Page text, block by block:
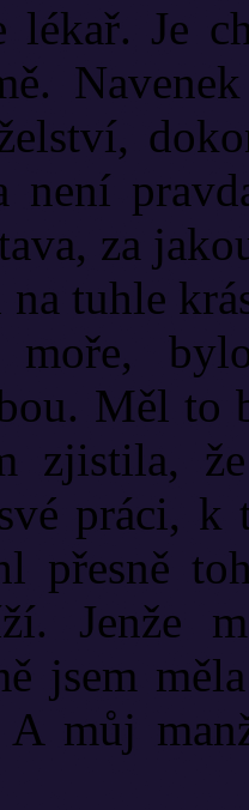
lékař. Je
není
za
na tuhle
moře,
Měl to
zjistila,
práci, k
přesně
Jenže
jsem
můj